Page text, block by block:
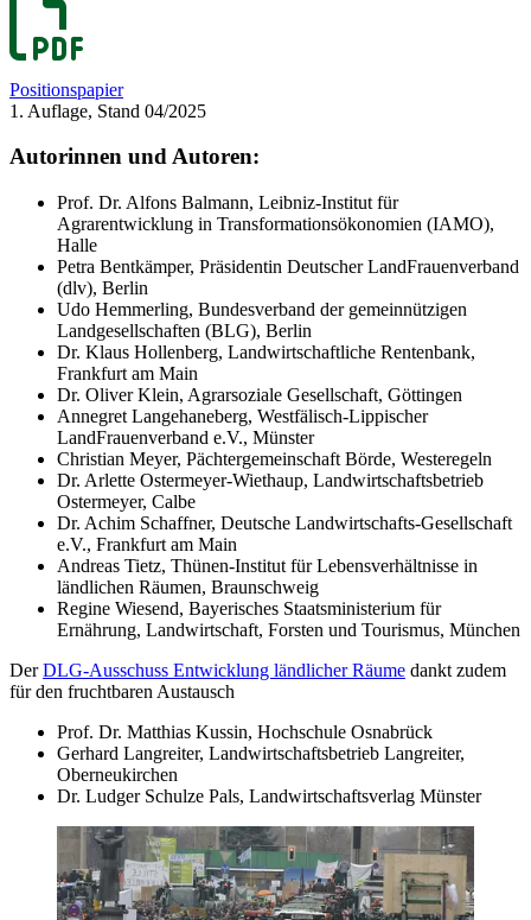
Positionspapier
1. Auflage, Stand 04/2025
Autorinnen und Autoren:
Prof. Dr. Alfons Balmann, Leibniz-Institut für
Agrarentwicklung in Transformationsökonomien (IAMO),
Halle
Petra Bentkämper, Präsidentin Deutscher LandFrauenverband
(dlv), Berlin
Udo Hemmerling, Bundesverband der gemeinnützigen
Landgesellschaften (BLG), Berlin
Dr. Klaus Hollenberg, Landwirtschaftliche Rentenbank,
Frankfurt am Main
Dr. Oliver Klein, Agrarsoziale Gesellschaft, Göttingen
Annegret Langehaneberg, Westfälisch-Lippischer
LandFrauenverband e.V., Münster
Christian Meyer, Pächtergemeinschaft Börde, Westeregeln
Dr. Arlette Ostermeyer-Wiethaup, Landwirtschaftsbetrieb
Ostermeyer, Calbe
Dr. Achim Schaffner, Deutsche Landwirtschafts-Gesellschaft
e.V., Frankfurt am Main
Andreas Tietz, Thünen-Institut für Lebensverhältnisse in
ländlichen Räumen, Braunschweig
Regine Wiesend, Bayerisches Staatsministerium für
Ernährung, Landwirtschaft, Forsten und Tourismus, ­München
DerDLG-Ausschuss Entwicklung ländlicher Räume dankt zudem
für den fruchtbaren Austausch
Prof. Dr. Matthias Kussin, Hochschule Osnabrück
Gerhard Langreiter, Landwirtschaftsbetrieb Langreiter,
Oberneukirchen
Dr. Ludger Schulze Pals, Landwirtschaftsverlag Münster